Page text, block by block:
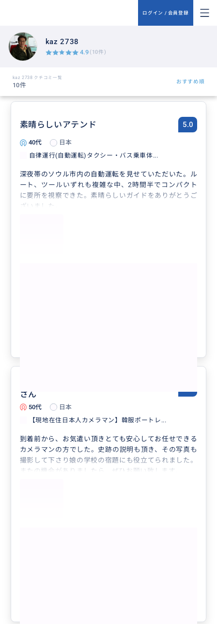
ログイン / 会員登録
kaz 2738
4.9 (10件)
kaz 2738 クチコミ一覧
10件 おすすめ順
素晴らしいアテンド 5.0
40代
日本
自律運行(自動運転)タクシー・バス乗車体...
深夜帯のソウル市内の自動運転を見せていただいた。ル
ート、ツールいずれも複雑な中、2時間半でコンパクト
に要所を視察できた。素晴らしいガイドをありがとうご
ざいました。
さん
50代
日本
【現地在住日本人カメラマン】韓服ポートレ...
到着前から、お気遣い頂きとても安心してお任せできる
カメラマンの方でした。史跡の説明も頂き、その写真も
撮影して下さり娘の学校の宿題にも役立てられました。
またの機会がありましたら、ぜひお願い致します。